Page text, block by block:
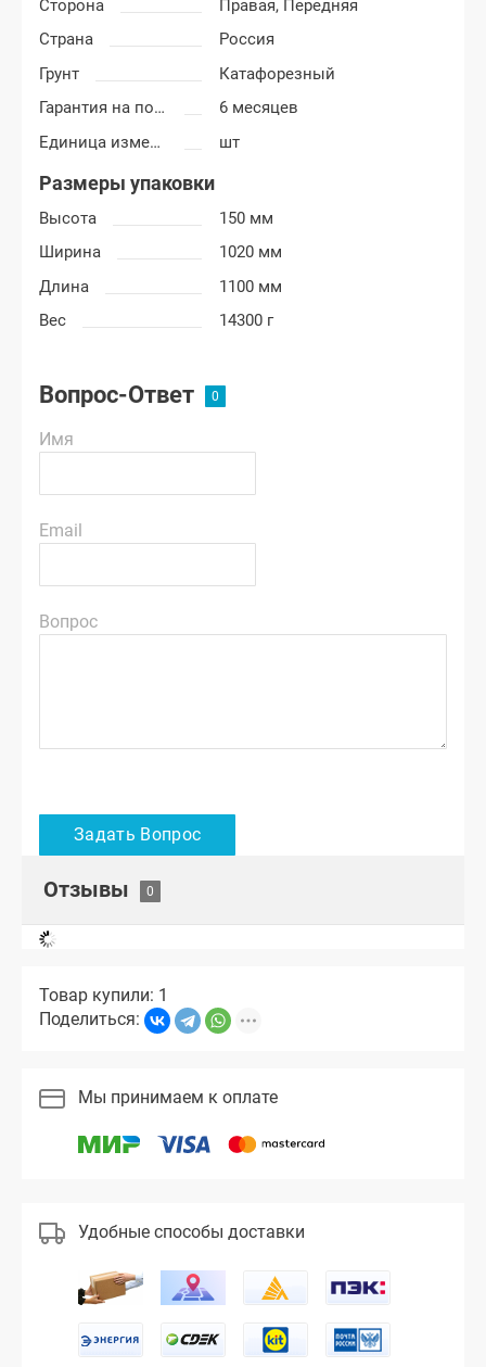
Сторона Правая, Передняя
Страна
Россия
Грунт
Катафорезный
Гарантия на покраску
6 месяцев
Единица измерения
шт
Размеры упаковки
Высота
150 мм
Ширина
1020 мм
Длина
1100 мм
Вес
14300 г
Вопрос-Ответ
Имя
Email
Вопрос
Отзывы
Товар купили: 1
Поделиться:
Мы принимаем к оплате
Удобные способы доставки